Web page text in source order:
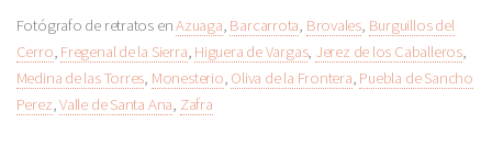
Fotógrafo de retratos enAzuaga, Barcarrota, Brovales, Burguillos del
Cerro, Fregenal de la Sierra, Higuera de Vargas, Jerez de los Caballeros,
Medina de las Torres, Monesterio, Oliva de la Frontera, Puebla de Sancho
Perez,Valle de Santa Ana, Zafra